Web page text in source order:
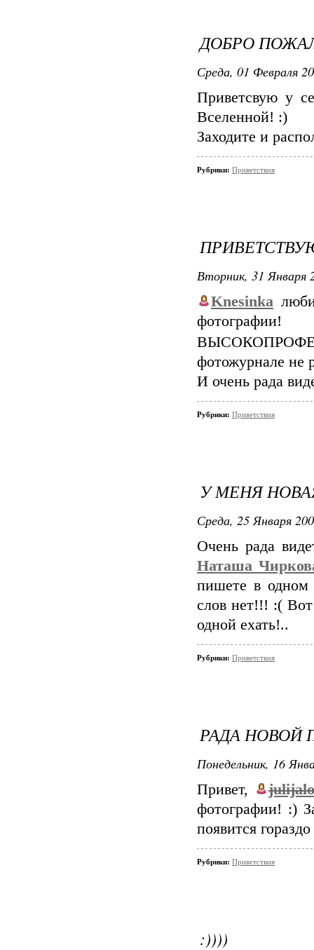
ДОБРО
Среда, 01 Февраля
Приветсвую у
Вселенной! :)
Заходите и
Рубрики: Приветствия
Вторник, 31 Января
Knesinka
фотожурнале не
И очень рада
Рубрики: Приветствия
У МЕНЯ
Среда, 25 Января
Очень рада
Наташа
пишете в одном
слов нет!!! :(
одной ехать!..
Рубрики: Приветствия
РАДА НОВОЙ
Понедельник, 16
Привет,
фотографии! :)
появится
Рубрики: Приветствия
:))))